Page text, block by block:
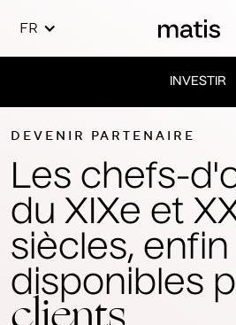
FR
DEVENIR PARTENAIRE
Les chefs-
du XIXe et
siècles, enfin
disponibles
INVESTIR